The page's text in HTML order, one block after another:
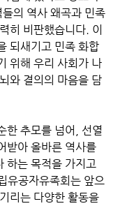
의 역사 왜곡과 민족
히 비판했습니다. 이
되새기고 민족 화합
위해 우리 사회가 나
와 결의의 마음을 담
한 추모를 넘어, 선열
받아 올바른 역사를
하는 목적을 가지고
유공자유족회는 앞으
리는 다양한 활동을